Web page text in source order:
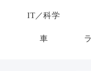
IT／科学
車